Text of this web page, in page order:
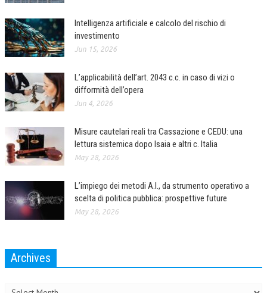
Intelligenza artificiale e calcolo del rischio di
investimento
Jun 15, 2026
L’applicabilità dell’art. 2043 c.c. in caso di vizi o
difformità dell’opera
Jun 4, 2026
Misure cautelari reali tra Cassazione e CEDU: una
lettura sistemica dopo Isaia e altri c. Italia
May 28, 2026
L’impiego dei metodi A.I., da strumento operativo a
scelta di politica pubblica: prospettive future
May 28, 2026
Archives